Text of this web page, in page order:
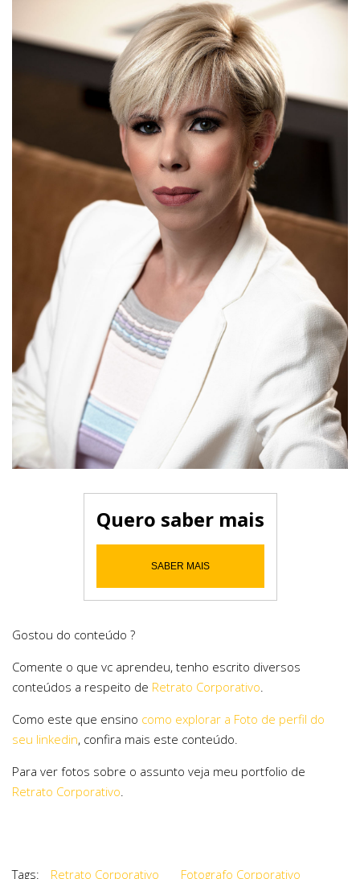
Quero saber mais
SABER MAIS
Gostou do conteúdo ?
Comente o que vc aprendeu, tenho escrito diversos
conteúdos a respeito de Retrato Corporativo.
Como este que ensino como explorar a Foto de perfil do
seu linkedin, confira mais este conteúdo.
Para ver fotos sobre o assunto veja meu portfolio de
Retrato Corporativo.
Tags: Retrato Corporativo Fotografo Corporativo